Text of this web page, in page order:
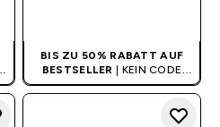
BIS ZU 50% RABATT AUF
BESTSELLER
| KEIN CODE
BENÖTIGT